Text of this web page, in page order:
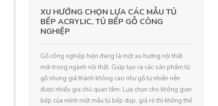
XU HƯỚNG CHỌN LỰA CÁC MẪU TỦ
BẾP ACRYLIC, TỦ BẾP GỖ CÔNG
NGHIỆP
Gỗ công nghiệp hiện đang là một xu hướng nội thất
mới trong ngành nội thất. Giúp tạo ra các sản phẩm từ
gỗ nhưng giá thành không cao như gỗ tự nhiên nên
được nhiều gia chủ quan tâm. Lựa chọn cho không gian
bếp của mình một mẫu tủ bếp đẹp, giá rẻ thì không thể